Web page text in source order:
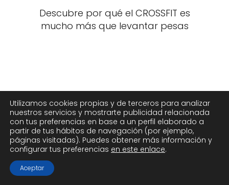
Descubre por qué el CROSSFIT es
mucho más que levantar pesas
Utilizamos cookies propias y de terceros para analizar
nuestros servicios y mostrarte publicidad relacionada
con tus preferencias en base a un perfil elaborado a
partir de tus hábitos de navegación (por ejemplo,
páginas visitadas). Puedes obtener más información y
configurar tus preferencias en este enlace.
Aceptar